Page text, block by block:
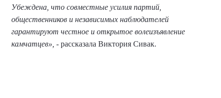
Убеждена, что совместные усилия партий,
общественников и независимых наблюдателей
гарантируют честное и открытое волеизъявление
камчатцев», - рассказала Виктория Сивак.